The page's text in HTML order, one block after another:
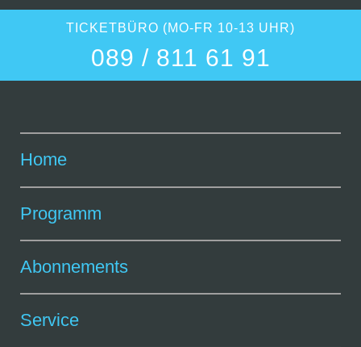
TICKETBÜRO (MO-FR 10-13 UHR)
089 / 811 61 91
Home
Programm
Abonnements
Service